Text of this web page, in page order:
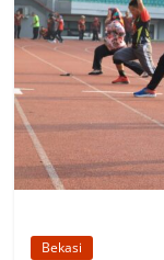
Bekasi